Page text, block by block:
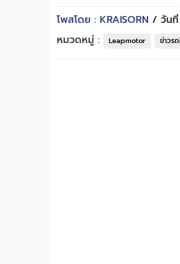
โพสโดย : KRAISORN / วันที่
หมวดหมู่ :
Leapmotor ข่าวร